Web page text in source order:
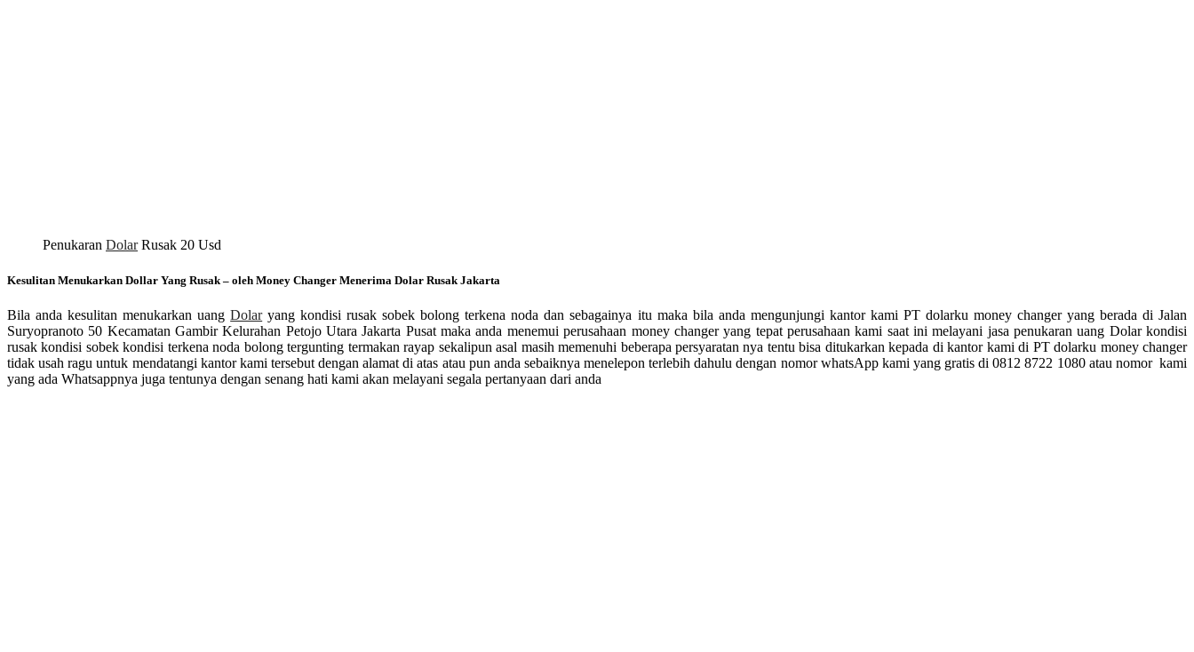
Penukaran DolarRusak 20 Usd
Kesulitan Menukarkan Dollar Yang Rusak – oleh Money Changer Menerima Dolar Rusak Jakarta
Bila anda kesulitan menukarkan uangDolaryang kondisi rusak sobek bolong terkena noda dan sebagainya itu maka bila anda mengunjungi kantor kami PT dolarku money changer yang berada di Jalan
Suryopranoto 50 Kecamatan Gambir Kelurahan Petojo Utara Jakarta Pusat maka anda menemui perusahaan money changer yang tepat perusahaan kami saat ini melayani jasa penukaran uang Dolar kondisi
rusak kondisi sobek kondisi terkena noda bolong tergunting termakan rayap sekalipun asal masih memenuhi beberapa persyaratan nya tentu bisa ditukarkan kepada di kantor kami di PT dolarku money changer
tidak usah ragu untuk mendatangi kantor kami tersebut dengan alamat di atas atau pun anda sebaiknya menelepon terlebih dahulu dengan nomor whatsApp kami yang gratis di 0812 8722 1080 atau nomor kami
yang ada Whatsappnya juga tentunya dengan senang hati kami akan melayani segala pertanyaan dari anda